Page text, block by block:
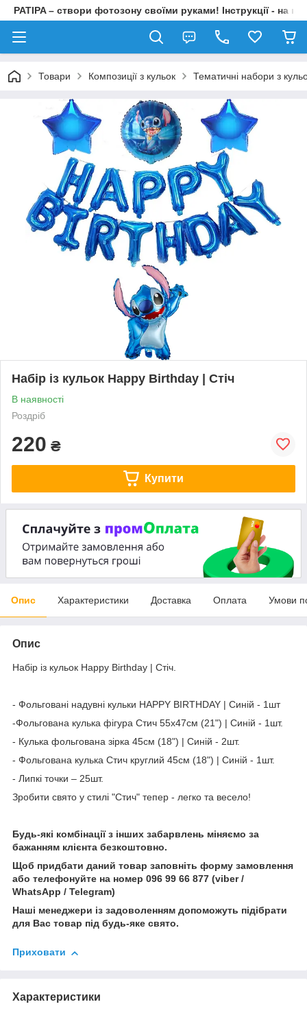
PATIPA – створи фотозону своїми руками! Інструкції - на
Товари Композиції з кульок Тематичні набори з
Набір із кульок Happy Birthday | Стіч
В наявності
Роздріб
220 ₴
Купити
Опис Характеристики Доставка Оплата Умови
Опис
Набір із кульок Happy Birthday | Стіч.
- Фольговані надувні кульки HAPPY BIRTHDAY | Синій - 1шт
-Фольгована кулька фігура Стич 55x47см (21") | Синій - 1шт.
- Кулька фольгована зірка 45см (18") | Синій - 2шт.
- Фольгована кулька Стич круглий 45см (18") | Синій - 1шт.
- Липкі точки – 25шт.
Зробити свято у стилі "Стич" тепер - легко та весело!
Будь-які комбінації з інших забарвлень міняємо за
бажанням клієнта безкоштовно.
Щоб придбати даний товар заповніть форму замовлення
або телефонуйте на номер 096 99 66 877 (viber /
WhatsApp / Telegram)
Наші менеджери із задоволенням допоможуть підібрати
для Вас товар під будь-яке свято.
Приховати
Характеристики